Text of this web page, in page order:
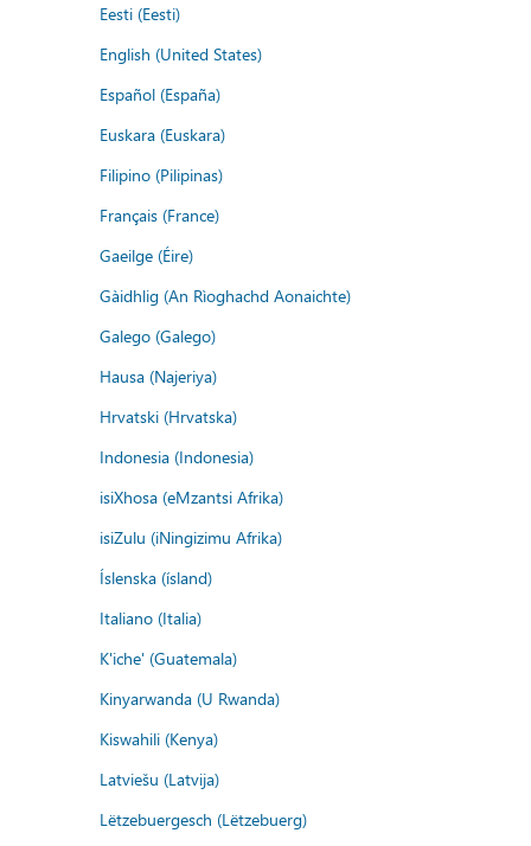
Eesti (Eesti)
English (United States)
Español (España)
Euskara (Euskara)
Filipino (Pilipinas)
Français (France)
Gaeilge (Éire)
Gàidhlig (An Rìoghachd Aonaichte)
Galego (Galego)
Hausa (Najeriya)
Hrvatski (Hrvatska)
Indonesia (Indonesia)
isiXhosa (eMzantsi Afrika)
isiZulu (iNingizimu Afrika)
Íslenska (ísland)
Italiano (Italia)
K'iche' (Guatemala)
Kinyarwanda (U Rwanda)
Kiswahili (Kenya)
Latviešu (Latvija)
Lëtzebuergesch (Lëtzebuerg)